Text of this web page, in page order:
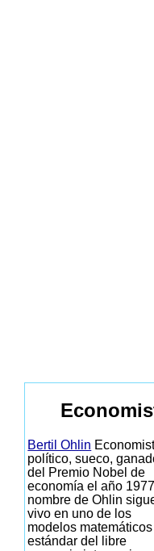
Bertil Ohlin
político, sueco,
del Premio Nobel de
economía el año
nombre de Ohlin
vivo en uno de los
modelos matemáticos
estándar del libre